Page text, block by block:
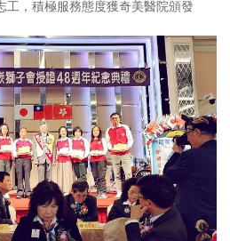
工，積極服務態度獲奇美醫院頒發